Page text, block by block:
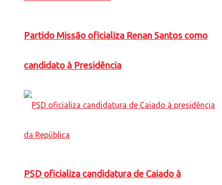
Partido Missão oficializa Renan Santos como
candidato à Presidência
PSD oficializa candidatura de Caiado à